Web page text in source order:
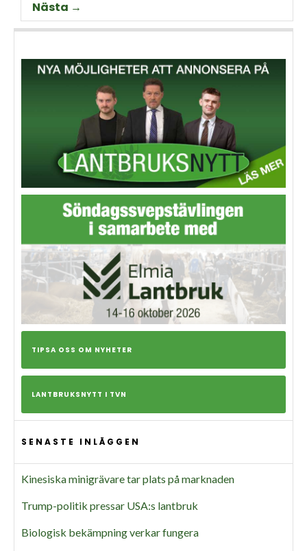
slakteribranchens
utmaningar framöver.
Nästa →
TIPSA OSS OM NYHETER
LANTBRUKSNYTT I TVN
SENASTE INLÄGGEN
Kinesiska minigrävare tar plats på marknaden
Trump-politik pressar USA:s lantbruk
Biologisk bekämpning verkar fungera